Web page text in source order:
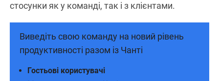
стосунки як у команді, так і з клієнтами.
Виведіть свою команду на новий рівень
продуктивності разом із Чанті
Гостьові користувачі